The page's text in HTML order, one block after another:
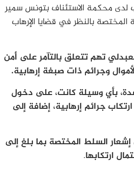
لدى محكمة الاستئناف بتونس سمير
المختصة بالنظر في قضايا الإرهاب
تهم تتعلق بالتآمر على أمن
وجرائم ذات صبغة إرهابية.
بأي وسيلة كانت، على دخول
جرائم إرهابية، إضافة إلى
إشعار السلط المختصة بما بلغ إلى
ارتكابها.